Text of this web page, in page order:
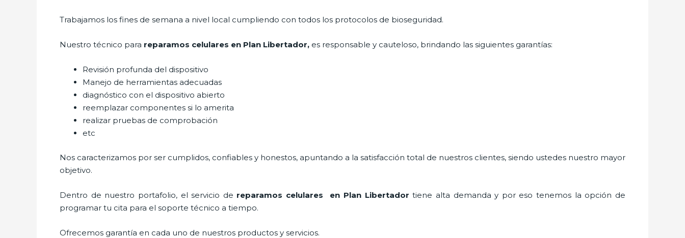
Trabajamos los fines de semana a nivel local cumpliendo con todos los protocolos de bioseguridad.
Nuestro técnico para reparamos celulares en Plan Libertador, es responsable y cauteloso, brindando las siguientes garantías:
Revisión profunda del dispositivo
Manejo de herramientas adecuadas
diagnóstico con el dispositivo abierto
reemplazar componentes si lo amerita
realizar pruebas de comprobación
etc
Nos caracterizamos por ser cumplidos, confiables y honestos, apuntando a la satisfacción total de nuestros clientes, siendo ustedes nuestro mayor
objetivo.
Dentro de nuestro portafolio, el servicio de reparamos celulares en Plan Libertador tiene alta demanda y por eso tenemos la opción de
programar tu cita para el soporte técnico a tiempo.
Ofrecemos garantía en cada uno de nuestros productos y servicios.